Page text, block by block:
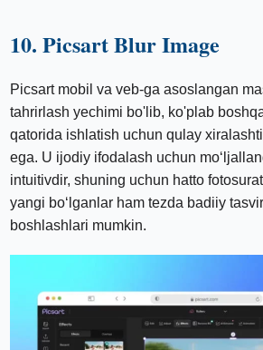
10. Picsart Blur Image
Picsart mobil va veb-ga asoslangan
tahrirlash yechimi bo'lib, ko'plab
qatorida ishlatish uchun qulay
ega. U ijodiy ifodalash uchun
intuitivdir, shuning uchun hatto
yangi bo‘lganlar ham tezda badiiy
boshlashlari mumkin.